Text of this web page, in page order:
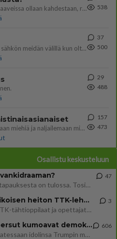
Yhtä paljon, kuin minä sinusta? Haaveissa ollaan kahdestaan, rauhassa ja lähennytään fyysisesti ja tutustutaan syvemmin
538
Muru, sä oot ihana. Tunsitko sen sähkön meidän välillä kun oltiin ihan låhekkäin? 👩‍❤️‍👩❤️😼😘
37
500
29
488
Tulevat tänne palstalle haukkumaan miehiä ja naljailemaan miehelle, kehuvat olevansa heitä parempia. Itse asuvat MIEHE
157
473
Osallistu keskusteluun
Uusi draamasarja järkyttävästä tapauksesta on tulossa. Tositapahtumiin perustuva sarja ammentaa vuoden 1986 Mikkelin pan
47
Ernest Lawson täräytti erikoisen heiton TTK-lehdistötilaisuudessa: " Onko tässä tarkoituksena...?"
Ernest Lawson esitteli uudet TTK-tähtioppilaat ja opettajat torstaina 6.8. lehdistölle. Tulevalla kaudella on yksi hausk
3
Jos SDP ei voita reilusti, persut kumoavat demokratian Suomesta
Näin tekisi ainakin Rydman seuratessaan idolinsa Trumpin mallia https://www.is.fi/politiikka/art-2000012187244.html
606